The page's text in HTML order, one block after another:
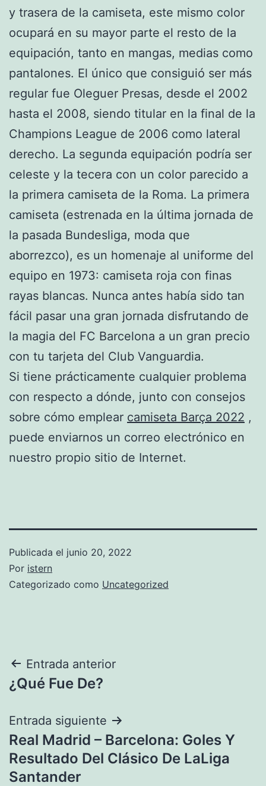
y trasera de la camiseta, este mismo color
ocupará en su mayor parte el resto de la
equipación, tanto en mangas, medias como
pantalones. El único que consiguió ser más
regular fue Oleguer Presas, desde el 2002
hasta el 2008, siendo titular en la final de la
Champions League de 2006 como lateral
derecho. La segunda equipación podría ser
celeste y la tecera con un color parecido a
la primera camiseta de la Roma. La primera
camiseta (estrenada en la última jornada de
la pasada Bundesliga, moda que
aborrezco), es un homenaje al uniforme del
equipo en 1973: camiseta roja con finas
rayas blancas. Nunca antes había sido tan
fácil pasar una gran jornada disfrutando de
la magia del FC Barcelona a un gran precio
con tu tarjeta del Club Vanguardia.
Si tiene prácticamente cualquier problema
con respecto a dónde, junto con consejos
sobre cómo emplear camiseta Barça 2022 ,
puede enviarnos un correo electrónico en
nuestro propio sitio de Internet.
Publicada el junio 20, 2022
Por istern
Categorizado como Uncategorized
Navegación
de
entradas
Entrada anterior
¿Qué Fue De?
Entrada siguiente
Real Madrid – Barcelona: Goles Y
Resultado Del Clásico De LaLiga
Santander